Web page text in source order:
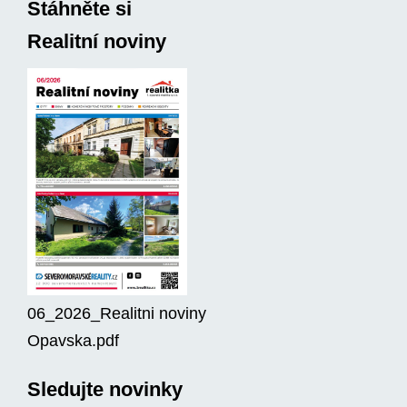
Stáhněte si
Realitní noviny
06_2026_Realitni noviny
Opavska.pdf
Sledujte novinky